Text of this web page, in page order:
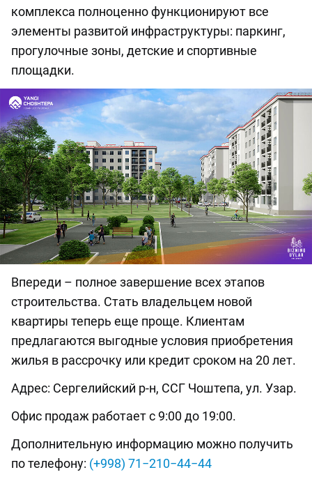
комплекса полноценно функционируют все
элементы развитой инфраструктуры: паркинг,
прогулочные зоны, детские и спортивные
площадки.
Впереди – полное завершение всех этапов
строительства. Стать владельцем новой
квартиры теперь еще проще. Клиентам
предлагаются выгодные условия приобретения
жилья в рассрочку или кредит сроком на 20 лет.
Адрес: Сергелийский р-н, ССГ Чоштепа, ул. Узар.
Офис продаж работает с 9:00 до 19:00.
Дополнительную информацию можно получить
по телефону: (+998) 71−210−44−44